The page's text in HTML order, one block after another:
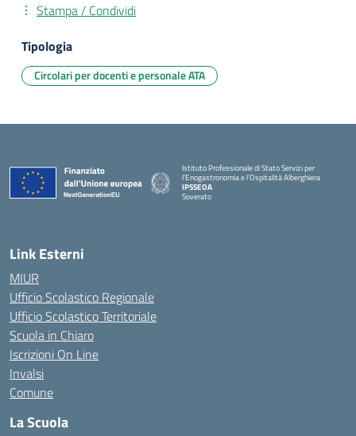
Stampa / Condividi
Tipologia
Circolari per docenti e personale ATA
Istituto Professionale di Stato Servizi per
l'Enogastronomia e l'Ospitalità Alberghiera
IPSSEOA
Soverato
Link Esterni
MIUR
Ufficio Scolastico Regionale
Ufficio Scolastico Territoriale
Scuola in Chiaro
Iscrizioni On Line
Invalsi
Comune
La Scuola